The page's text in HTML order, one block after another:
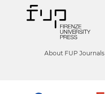
About FUP Journals